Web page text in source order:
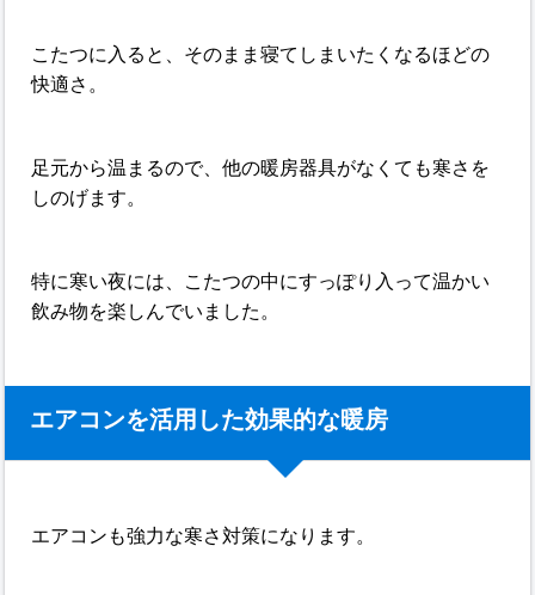
こたつに入ると、そのまま寝てしまいたくなるほどの
快適さ。
足元から温まるので、他の暖房器具がなくても寒さを
しのげます。
特に寒い夜には、こたつの中にすっぽり入って温かい
飲み物を楽しんでいました。
エアコンを活用した効果的な暖房
エアコンも強力な寒さ対策になります。